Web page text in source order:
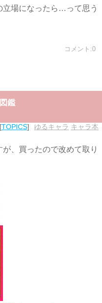
立場になったら…って思う
コメント:0
鑑
TOPICS ゆるキャラ キャラ本
、買ったので改めて取り